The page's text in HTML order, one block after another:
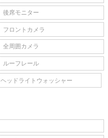
後席モニター
フロントカメラ
全周囲カメラ
ルーフレール
ヘッドライトウォッシャー